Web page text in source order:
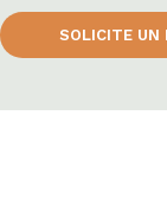
SOLICITE UN